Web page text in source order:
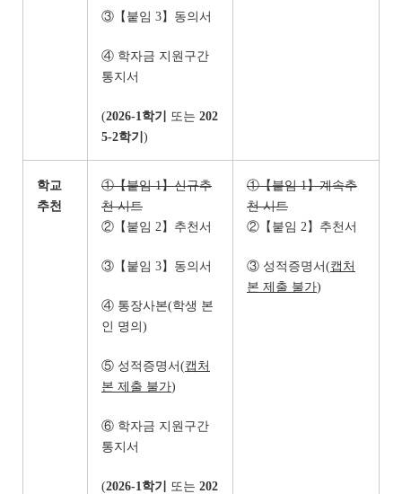
③【붙임 3】동의서
④ 학자금 지원구간
통지서
(2026-1학기 또는 202
5-2학기 )
학교
추천
①【붙임 1】신규추
천 시트
②【붙임 2】추천서
③【붙임 3】동의서
④ 통장사본(학생 본
인 명의)
⑤ 성적증명서(캡처
본 제출 불가)
⑥ 학자금 지원구간
통지서
(2026-1학기 또는 202
①【붙임 1】계속추
천 시트
②【붙임 2】추천서
③ 성적증명서(캡처
본 제출 불가)